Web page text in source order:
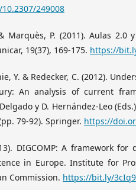
249008
Marquès, P. (2011). Aulas 2.0
19(37), 169-175. https://
Y. & Redecker, C. (2012).
An analysis of current
y D. Hernández-Leo
79-92). Springer. https://
DIGCOMP: A framework
in Europe. Institute for
Commission. https://bit.ly/